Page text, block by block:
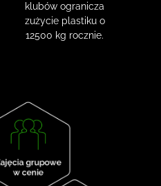
klubów ogranicza
zużycie plastiku o
12500 kg rocznie.